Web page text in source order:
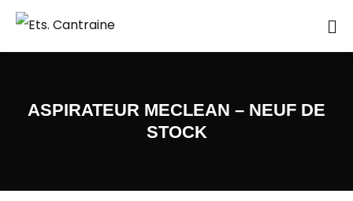
ASPIRATEUR MECLEAN – NEUF DE
STOCK